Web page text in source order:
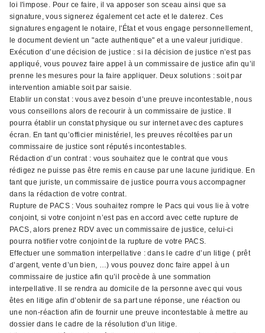
loi l'impose. Pour ce faire, il va apposer son sceau ainsi que sa
signature, vous signerez également cet acte et le daterez. Ces
signatures engagent le notaire, l'État et vous engage personnellement,
le document devient un "acte authentique" et a une valeur juridique.
Exécution d’une décision de justice : si la décision de justice n’est pas
appliqué, vous pouvez faire appel à un commissaire de justice afin qu’il
prenne les mesures pour la faire appliquer. Deux solutions : soit par
intervention amiable soit par saisie.
Etablir un constat : vous avez besoin d’une preuve incontestable, nous
vous conseillons alors de recourir à un commissaire de justice. Il
pourra établir un constat physique ou sur internet avec des captures
écran. En tant qu’officier ministériel, les preuves récoltées par un
commissaire de justice sont réputés incontestables.
Rédaction d’un contrat : vous souhaitez que le contrat que vous
rédigez ne puisse pas être remis en cause par une lacune juridique. En
tant que juriste, un commissaire de justice pourra vous accompagner
dans la rédaction de votre contrat.
Rupture de PACS : Vous souhaitez rompre le Pacs qui vous lie à votre
conjoint, si votre conjoint n’est pas en accord avec cette rupture de
PACS, alors prenez RDV avec un commissaire de justice, celui-ci
pourra notifier votre conjoint de la rupture de votre PACS.
Effectuer une sommation interpellative : dans le cadre d’un litige ( prêt
d’argent, vente d’un bien, …) vous pouvez donc faire appel à un
commissaire de justice afin qu’il procède à une sommation
interpellative. Il se rendra au domicile de la personne avec qui vous
êtes en litige afin d’obtenir de sa part une réponse, une réaction ou
une non-réaction afin de fournir une preuve incontestable à mettre au
dossier dans le cadre de la résolution d’un litige.